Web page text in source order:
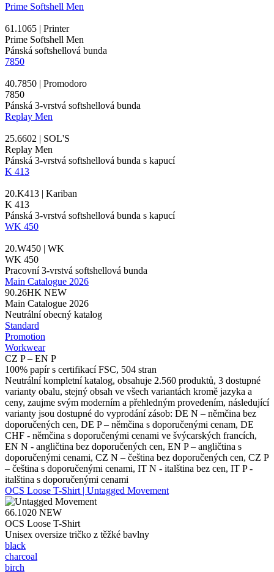
Prime Softshell Men
61.1065 | Printer
Prime Softshell Men
Pánská softshellová bunda
7850
40.7850 | Promodoro
7850
Pánská 3-vrstvá softshellová bunda
Replay Men
25.6602 | SOL'S
Replay Men
Pánská 3-vrstvá softshellová bunda s kapucí
K 413
20.K413 | Kariban
K 413
Pánská 3-vrstvá softshellová bunda s kapucí
WK 450
20.W450 | WK
WK 450
Pracovní 3-vrstvá softshellová bunda
Main Catalogue 2026
90.26HK NEW
Main Catalogue 2026
Neutrální obecný katalog
Standard
Promotion
Workwear
CZ P – EN P
100% papír s certifikací FSC, 504 stran
Neutrální kompletní katalog, obsahuje 2.560 produktů, 3 dostupné
varianty obalu, stejný obsah ve všech variantách kromě jazyka a
ceny, zaujme svým moderním a přehledným provedením, následující
varianty jsou dostupné do vyprodání zásob: DE N – němčina bez
doporučených cen, DE P – němčina s doporučenými cenam, DE
CHF - němčina s doporučenými cenami ve švýcarských francích,
EN N - angličtina bez doporučených cen, EN P – angličtina s
doporučenými cenami, CZ N – čeština bez doporučených cen, CZ P
– čeština s doporučenými cenami, IT N - italština bez cen, IT P -
italština s doporučenými cenami
OCS Loose T-Shirt | Untagged Movement
66.1020 NEW
OCS Loose T-Shirt
Unisex oversize tričko z těžké bavlny
black
charcoal
birch